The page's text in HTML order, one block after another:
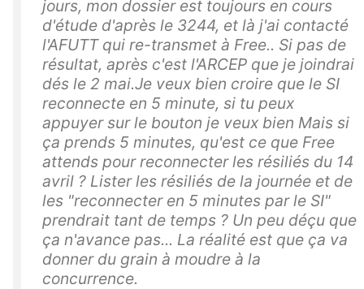
jours, mon dossier est toujours en cours
d'étude d'après le 3244, et là j'ai contacté
l'AFUTT qui re-transmet à Free.. Si pas de
résultat, après c'est l'ARCEP que je joindrai
dés le 2 mai.Je veux bien croire que le SI
reconnecte en 5 minute, si tu peux
appuyer sur le bouton je veux bien Mais si
ça prends 5 minutes, qu'est ce que Free
attends pour reconnecter les résiliés du 14
avril ? Lister les résiliés de la journée et de
les "reconnecter en 5 minutes par le SI"
prendrait tant de temps ? Un peu déçu que
ça n'avance pas... La réalité est que ça va
donner du grain à moudre à la
concurrence.